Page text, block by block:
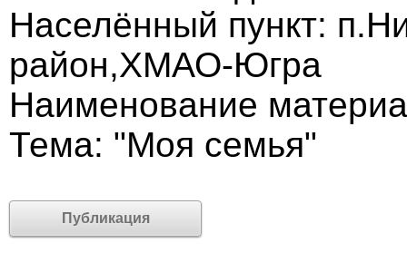
Населённый пункт:
район,ХМАО-Югра
Наименование
Тема: "Моя семья"
Публикация